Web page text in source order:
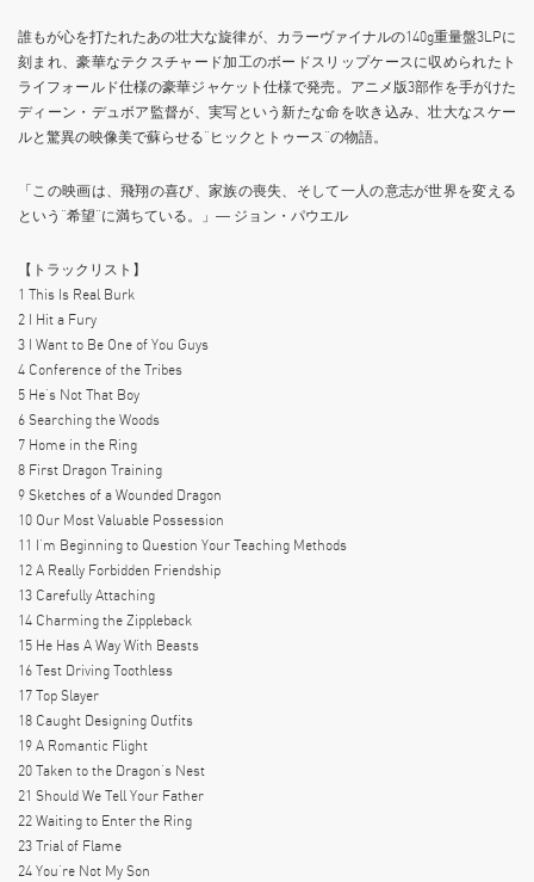
誰もが心を打たれたあの壮大な旋律が、カラーヴァイナルの140g重量盤3LPに
刻まれ、豪華なテクスチャード加工のボードスリップケースに収められたト
ライフォールド仕様の豪華ジャケット仕様で発売。アニメ版3部作を手がけた
ディーン・デュボア監督が、実写という新たな命を吹き込み、壮大なスケー
ルと驚異の映像美で蘇らせる“ヒックとトゥース”の物語。
「この映画は、飛翔の喜び、家族の喪失、そして一人の意志が世界を変える
という“希望”に満ちている。」― ジョン・パウエル
【トラックリスト】
1 This Is Real Burk
2 I Hit a Fury
3 I Want to Be One of You Guys
4 Conference of the Tribes
5 He’s Not That Boy
6 Searching the Woods
7 Home in the Ring
8 First Dragon Training
9 Sketches of a Wounded Dragon
10 Our Most Valuable Possession
11 I’m Beginning to Question Your Teaching Methods
12 A Really Forbidden Friendship
13 Carefully Attaching
14 Charming the Zippleback
15 He Has A Way With Beasts
16 Test Driving Toothless
17 Top Slayer
18 Caught Designing Outfits
19 A Romantic Flight
20 Taken to the Dragon’s Nest
21 Should We Tell Your Father
22 Waiting to Enter the Ring
23 Trial of Flame
24 You’re Not My Son